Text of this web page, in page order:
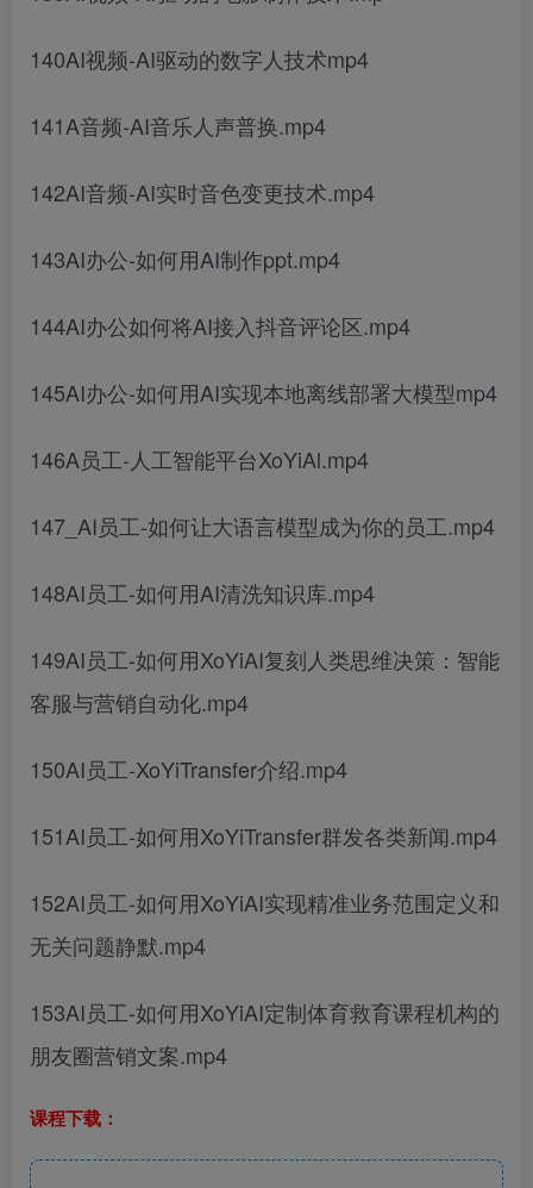
140AI视频-AI驱动的数字人技术mp4
141A音频-AI音乐人声普换.mp4
142AI音频-AI实时音色变更技术.mp4
143AI办公-如何用AI制作ppt.mp4
144AI办公如何将AI接入抖音评论区.mp4
145AI办公-如何用AI实现本地离线部署大模型mp4
146A员工-人工智能平台XoYiAl.mp4
147_AI员工-如何让大语言模型成为你的员工.mp4
148AI员工-如何用AI清洗知识库.mp4
149AI员工-如何用XoYiAI复刻人类思维决策：智能
客服与营销自动化.mp4
150AI员工-XoYiTransfer介绍.mp4
151AI员工-如何用XoYiTransfer群发各类新闻.mp4
152AI员工-如何用XoYiAI实现精准业务范围定义和
无关问题静默.mp4
153AI员工-如何用XoYiAI定制体育救育课程机构的
朋友圈营销文案.mp4
课程下载：